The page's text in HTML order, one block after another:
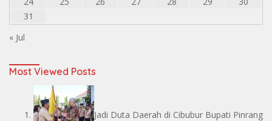
31
« Jul
Most Viewed Posts
Jadi Duta Daerah di Cibubur Bupati Pinrang